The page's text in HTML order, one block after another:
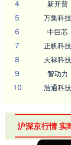
4 新开普
5 万集科技
6 中巨芯
7 正帆科技
8 天禄科技
9 智动力
10 浩通科技
沪深京行情 实